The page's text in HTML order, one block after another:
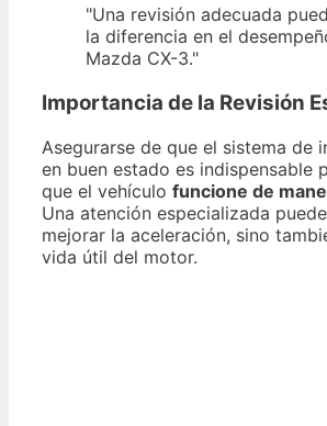
"Una revisión adecuada
la diferencia en el
Mazda CX-3."
Importancia de la Revisión
Asegurarse de que el sistema de
en buen estado es indispensable
que el vehículo funcione de
Una atención especializada
mejorar la aceleración, sino
vida útil del motor.